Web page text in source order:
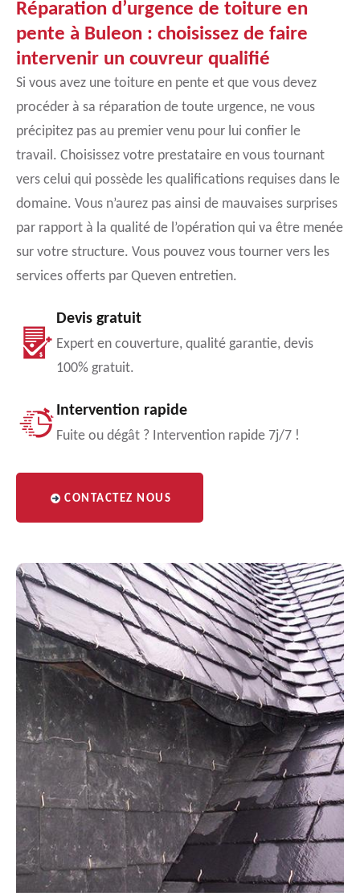
Réparation d’urgence de toiture en
pente à Buleon : choisissez de faire
intervenir un couvreur qualifié
Si vous avez une toiture en pente et que vous devez
procéder à sa réparation de toute urgence, ne vous
précipitez pas au premier venu pour lui confier le
travail. Choisissez votre prestataire en vous tournant
vers celui qui possède les qualifications requises dans le
domaine. Vous n’aurez pas ainsi de mauvaises surprises
par rapport à la qualité de l’opération qui va être menée
sur votre structure. Vous pouvez vous tourner vers les
services offerts par Queven entretien.
Devis gratuit
Expert en couverture, qualité garantie, devis
100% gratuit.
Intervention rapide
Fuite ou dégât ? Intervention rapide 7j/7 !
CONTACTEZ NOUS